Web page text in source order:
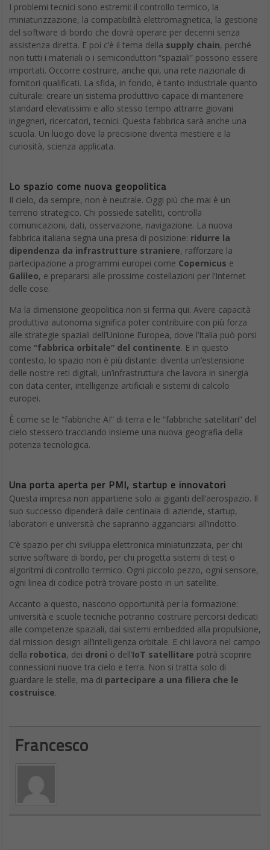
I problemi tecnici sono estremi: il controllo termico, la
miniaturizzazione, la compatibilità elettromagnetica, la gestione
del software di bordo che dovrà operare per decenni senza
assistenza diretta. E poi c’è il tema della supply chain, perché
non tutti i materiali o i semiconduttori “spaziali” possono essere
importati. Occorre costruire, anche qui, una rete nazionale di
fornitori qualificati. La sfida, in fondo, è tanto industriale quanto
culturale: creare un sistema produttivo capace di mantenere
standard elevatissimi e allo stesso tempo attrarre giovani
ingegneri, ricercatori, tecnici. Questa fabbrica sarà anche una
scuola. Un luogo dove la precisione diventa mestiere e la
curiosità, scienza applicata.
Lo spazio come nuova geopolitica
Il cielo, da sempre, non è neutrale. Oggi più che mai è un
terreno strategico. Chi possiede satelliti, controlla
comunicazioni, dati, osservazione, navigazione. La nuova
fabbrica italiana segna una presa di posizione: ridurre la
dipendenza da infrastrutture straniere, rafforzare la
partecipazione a programmi europei come Copernicus e
Galileo, e prepararsi alle prossime costellazioni per l’Internet
delle cose.
Ma la dimensione geopolitica non si ferma qui. Avere capacità
produttiva autonoma significa poter contribuire con più forza
alle strategie spaziali dell’Unione Europea, dove l’Italia può porsi
come “fabbrica orbitale” del continente. E in questo
contesto, lo spazio non è più distante: diventa un’estensione
delle nostre reti digitali, un’infrastruttura che lavora in sinergia
con data center, intelligenze artificiali e sistemi di calcolo
europei.
È come se le “fabbriche AI” di terra e le “fabbriche satellitari” del
cielo stessero tracciando insieme una nuova geografia della
potenza tecnologica.
Una porta aperta per PMI, startup e innovatori
Questa impresa non appartiene solo ai giganti dell’aerospazio. Il
suo successo dipenderà dalle centinaia di aziende, startup,
laboratori e università che sapranno agganciarsi all’indotto.
C’è spazio per chi sviluppa elettronica miniaturizzata, per chi
scrive software di bordo, per chi progetta sistemi di test o
algoritmi di controllo termico. Ogni piccolo pezzo, ogni sensore,
ogni linea di codice potrà trovare posto in un satellite.
Accanto a questo, nascono opportunità per la formazione:
università e scuole tecniche potranno costruire percorsi dedicati
alle competenze spaziali, dai sistemi embedded alla propulsione,
dal mission design all’intelligenza orbitale. E chi lavora nel campo
della robotica, dei droni o dell’IoT satellitare potrà scoprire
connessioni nuove tra cielo e terra. Non si tratta solo di
guardare le stelle, ma di partecipare a una filiera che le
costruisce.
Francesco